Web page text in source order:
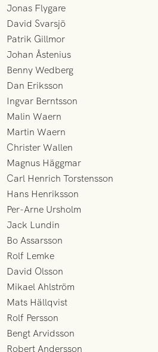
Jonas Flygare
David Svarsjö
Patrik Gillmor
Johan Åstenius
Benny Wedberg
Dan Eriksson
Ingvar Berntsson
Malin Waern
Martin Waern
Christer Wallen
Magnus Häggmar
Carl Henrich Torstensson
Hans Henriksson
Per-Arne Ursholm
Jack Lundin
Bo Assarsson
Rolf Lemke
David Olsson
Mikael Ahlström
Mats Hällqvist
Rolf Persson
Bengt Arvidsson
Robert Andersson